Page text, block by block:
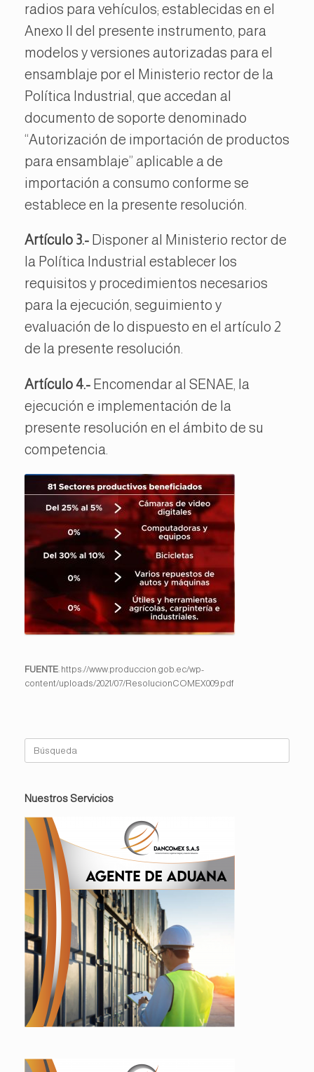
radios para vehículos; establecidas en el
Anexo II del presente instrumento, para
modelos y versiones autorizadas para el
ensamblaje por el Ministerio rector de la
Política Industrial, que accedan al
documento de soporte denominado
“Autorización de importación de productos
para ensamblaje” aplicable a de
importación a consumo conforme se
establece en la presente resolución.
Artículo 3.- Disponer al Ministerio rector de
la Política Industrial establecer los
requisitos y procedimientos necesarios
para la ejecución, seguimiento y
evaluación de lo dispuesto en el artículo 2
de la presente resolución.
Artículo 4.- Encomendar al SENAE, la
ejecución e implementación de la
presente resolución en el ámbito de su
competencia.
FUENTE: https://www.produccion.gob.ec/wp-
content/uploads/2021/07/ResolucionCOMEX009.pdf
Nuestros Servicios